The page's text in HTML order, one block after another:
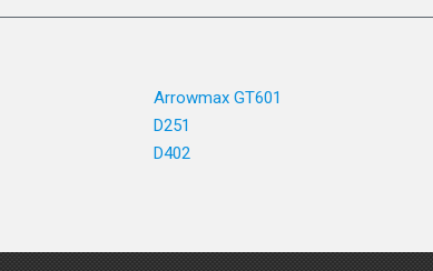
Arrowmax GT601
D251
D402